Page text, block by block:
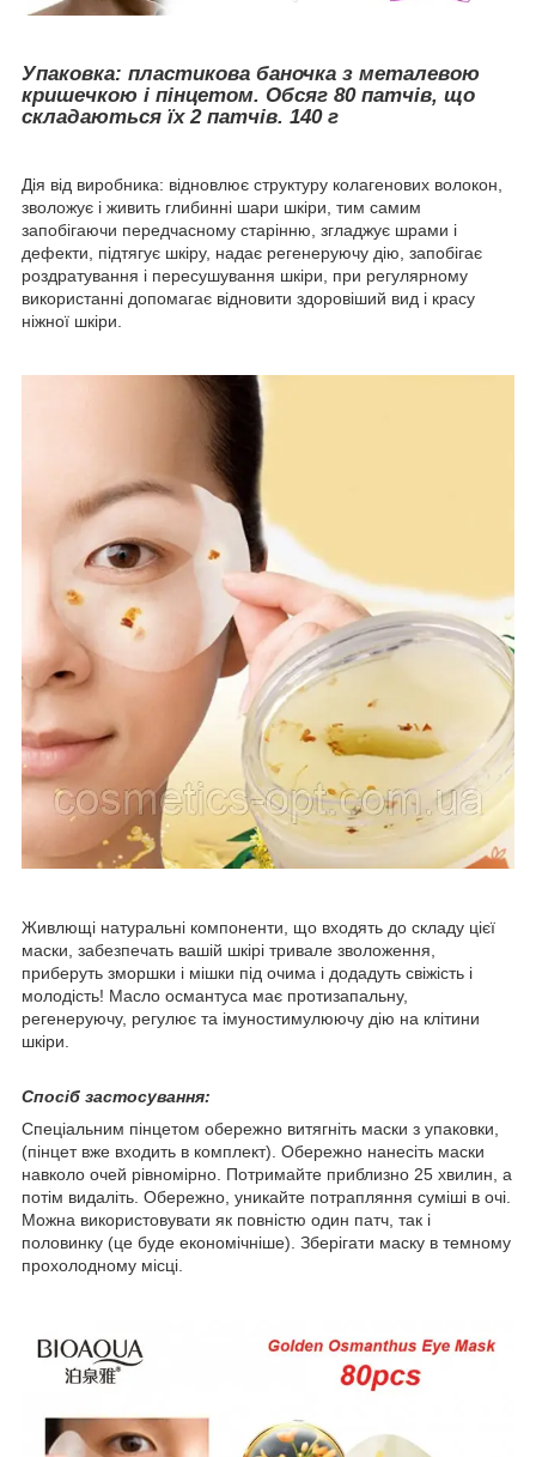
Упаковка: пластикова баночка з металевою
кришечкою і пінцетом. Обсяг 80 патчів, що
складаються їх 2 патчів. 140 г
Дія від виробника: відновлює структуру колагенових волокон,
зволожує і живить глибинні шари шкіри, тим самим
запобігаючи передчасному старінню, згладжує шрами і
дефекти, підтягує шкіру, надає регенеруючу дію, запобігає
роздратування і пересушування шкіри, при регулярному
використанні допомагає відновити здоровіший вид і красу
ніжної шкіри.
Живлющі натуральні компоненти, що входять до складу цієї
маски, забезпечать вашій шкірі тривале зволоження,
приберуть зморшки і мішки під очима і додадуть свіжість і
молодість! Масло османтуса має протизапальну,
регенеруючу, регулює та імуностимулюючу дію на клітини
шкіри.
Спосіб застосування:
Спеціальним пінцетом обережно витягніть маски з упаковки,
(пінцет вже входить в комплект). Обережно нанесіть маски
навколо очей рівномірно. Потримайте приблизно 25 хвилин, а
потім видаліть. Обережно, уникайте потрапляння суміші в очі.
Можна використовувати як повністю один патч, так і
половинку (це буде економічніше). Зберігати маску в темному
прохолодному місці.